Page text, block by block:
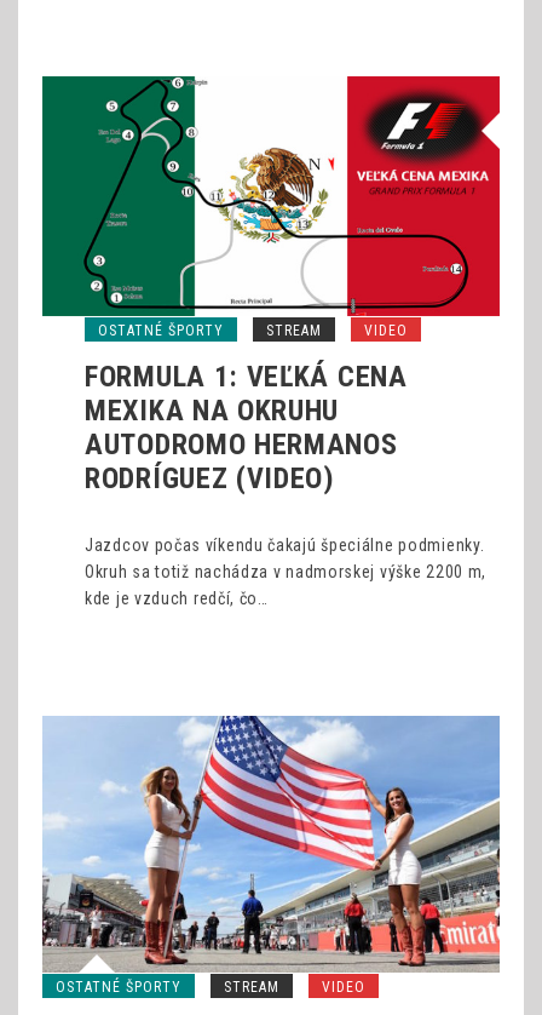
OSTATNÉ ŠPORTY STREAM VIDEO
FORMULA 1: VEĽKÁ CENA
MEXIKA NA OKRUHU
AUTODROMO HERMANOS
RODRÍGUEZ (VIDEO)
Jazdcov počas víkendu čakajú špeciálne podmienky.
Okruh sa totiž nachádza v nadmorskej výške 2200 m,
kde je vzduch redčí, čo…
OSTATNÉ ŠPORTY STREAM VIDEO